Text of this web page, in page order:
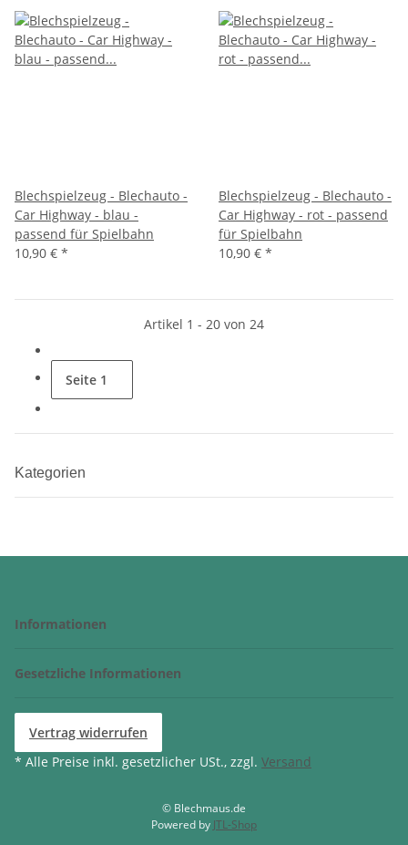
Blechspielzeug - Blechauto -
Car Highway - blau -
passend für Spielbahn
10,90 € *
Blechspielzeug - Blechauto -
Car Highway - rot - passend
für Spielbahn
10,90 € *
Artikel 1 - 20 von 24
Seite 1
Kategorien
Informationen
Gesetzliche Informationen
Vertrag widerrufen
* Alle Preise inkl. gesetzlicher USt., zzgl. Versand
© Blechmaus.de
Powered by JTL-Shop